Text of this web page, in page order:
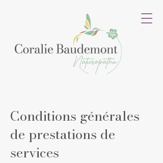
Conditions générales
de prestations de
services